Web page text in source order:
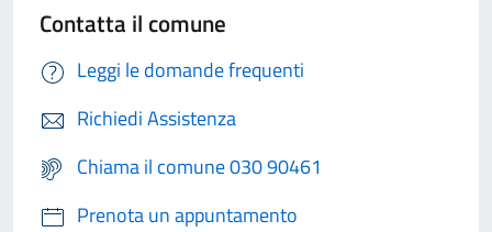
Contatta il comune
Leggi le domande frequenti
Richiedi Assistenza
Chiama il comune 030 90461
Prenota un appuntamento